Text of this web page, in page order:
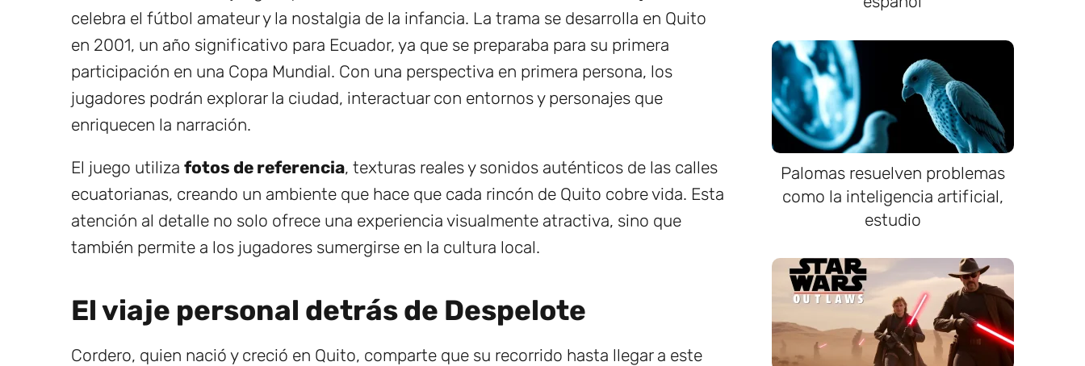
celebra el fútbol amateur y la nostalgia de la infancia. La trama se desarrolla en Quito
en 2001, un año significativo para Ecuador, ya que se preparaba para su primera
participación en una Copa Mundial. Con una perspectiva en primera persona, los
jugadores podrán explorar la ciudad, interactuar con entornos y personajes que
enriquecen la narración.
El juego utiliza fotos de referencia, texturas reales y sonidos auténticos de las calles
ecuatorianas, creando un ambiente que hace que cada rincón de Quito cobre vida. Esta
atención al detalle no solo ofrece una experiencia visualmente atractiva, sino que
también permite a los jugadores sumergirse en la cultura local.
El viaje personal detrás de Despelote
Cordero, quien nació y creció en Quito, comparte que su recorrido hasta llegar a este
Palomas resuelven problemas
como la inteligencia artificial,
estudio